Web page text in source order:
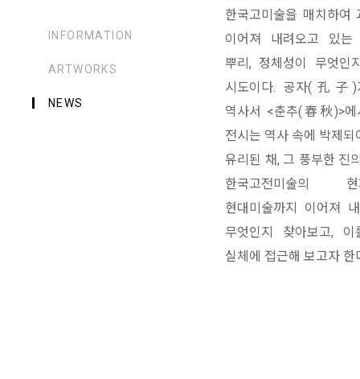
INFORMATION
ARTWORKS
NEWS
한국고미술을 매치하여
이어져 내려오고 있는
뿌리, 정체성이 무엇인
시도이다. 공자(孔子)
역사서 <춘추(春秋)>
전시는 역사 속에 박제
유리된 채, 그 풍부한 진
한국고전미술의
현대미술까지 이어져
무엇인지 찾아보고,
실체에 접근해 보고자 한